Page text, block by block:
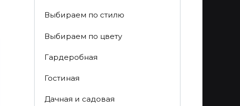
Выбираем по стилю
Выбираем по цвету
Гардеробная
Гостиная
Дачная и садовая